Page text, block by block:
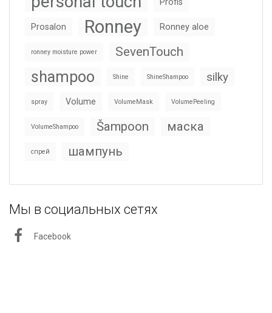
Profis
Prosalon Ronney Ronney aloe
ronney moisture power SevenTouch
shampoo Shine ShineShampoo silky
spray Volume VolumeMask VolumePeeling
VolumeShampoo Šampoon маска
спрей шампунь
Мы в социальных сетях
Facebook